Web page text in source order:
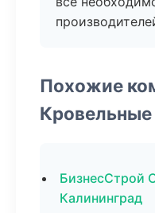
Похожие
БизнесСтрой
Калининград